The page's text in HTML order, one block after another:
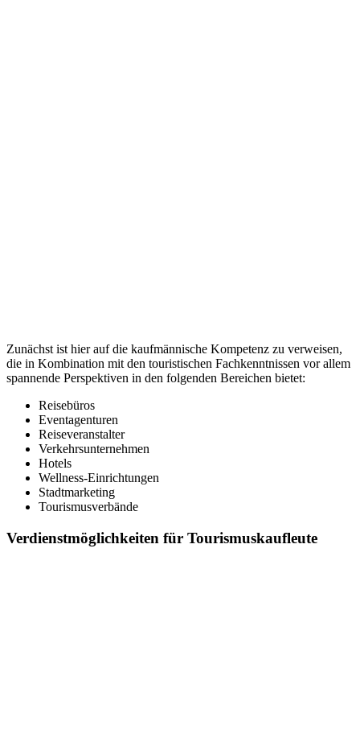
Zunächst ist hier auf die kaufmännische Kompetenz zu verweisen,
die in Kombination mit den touristischen Fachkenntnissen vor allem
spannende Perspektiven in den folgenden Bereichen bietet:
Reisebüros
Eventagenturen
Reiseveranstalter
Verkehrsunternehmen
Hotels
Wellness-Einrichtungen
Stadtmarketing
Tourismusverbände
Verdienstmöglichkeiten für Tourismuskaufleute